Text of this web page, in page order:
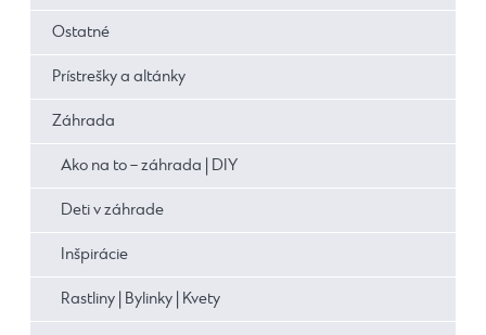
Ostatné
Prístrešky a altánky
Záhrada
Ako na to – záhrada | DIY
Deti v záhrade
Inšpirácie
Rastliny | Bylinky | Kvety